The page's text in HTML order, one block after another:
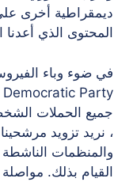
ديمقراطية أخرى
المحتوى الذي
جميع الحملات
، نريد تزويد
والمنظمات الناشطة
القيام بذلك.